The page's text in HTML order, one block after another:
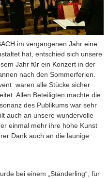
im vergangenen Jahr eine
hat, entschied sich unsere
Jahr für ein Konzert in der
nach den Sommerferien.
waren alle Stücke sicher
Allen Beteiligten machte die
des Publikums war sehr
auch an unsere wundervolle
einmal mehr ihre hohe Kunst
Dank auch an die launige
bei einem „Ständerling“, für